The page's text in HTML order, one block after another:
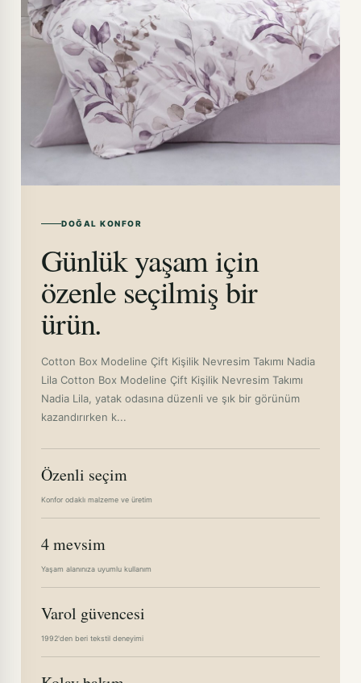
DOĞAL KONFOR
Günlük yaşam için
özenle seçilmiş bir
ürün.
Cotton Box Modeline Çift Kişilik Nevresim Takımı Nadia
Lila Cotton Box Modeline Çift Kişilik Nevresim Takımı
Nadia Lila, yatak odasına düzenli ve şık bir görünüm
kazandırırken k...
Özenli seçim
Konfor odaklı malzeme ve üretim
4 mevsim
Yaşam alanınıza uyumlu kullanım
Varol güvencesi
1992'den beri tekstil deneyimi